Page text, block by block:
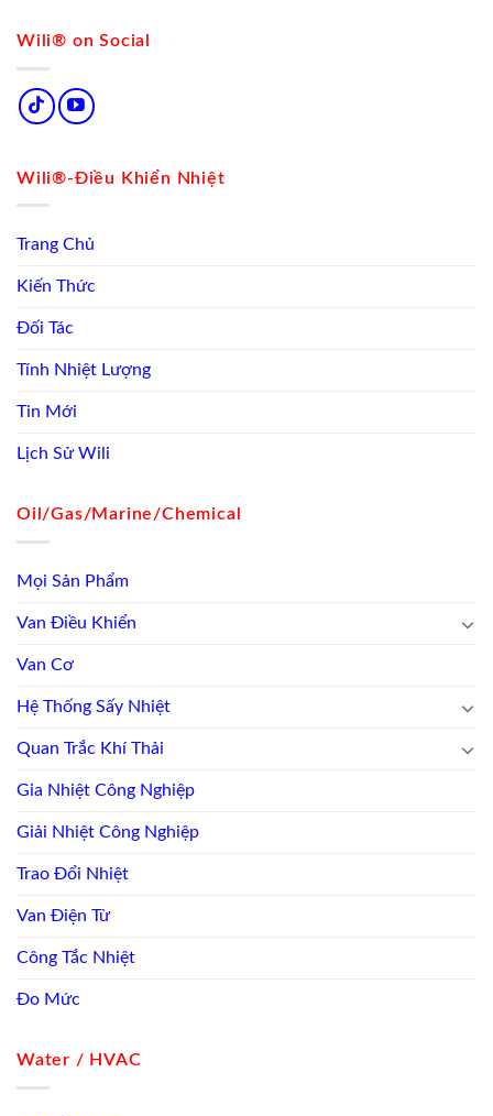
Wili® on Social
Wili®-Điều Khiển Nhiệt
Trang Chủ
Kiến Thức
Đối Tác
Tính Nhiệt Lượng
Tin Mới
Lịch Sử Wili
Oil/Gas/Marine/Chemical
Mọi Sản Phẩm
Van Điều Khiển
Van Cơ
Hệ Thống Sấy Nhiệt
Quan Trắc Khí Thải
Gia Nhiệt Công Nghiệp
Giải Nhiệt Công Nghiệp
Trao Đổi Nhiệt
Van Điện Từ
Công Tắc Nhiệt
Đo Mức
Water / HVAC